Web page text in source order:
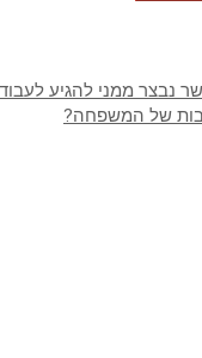
נבצר ממני להגיע
של המשפחה?